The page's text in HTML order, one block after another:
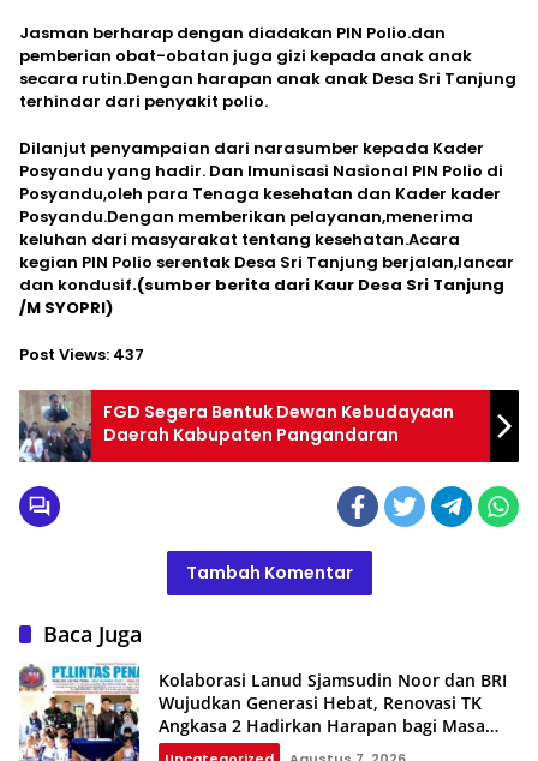
Jasman berharap dengan diadakan PIN Polio.dan
pemberian obat-obatan juga gizi kepada anak anak
secara rutin.Dengan harapan anak anak Desa Sri Tanjung
terhindar dari penyakit polio.
Dilanjut penyampaian dari narasumber kepada Kader
Posyandu yang hadir. Dan Imunisasi Nasional PIN Polio di
Posyandu,oleh para Tenaga kesehatan dan Kader kader
Posyandu.Dengan memberikan pelayanan,menerima
keluhan dari masyarakat tentang kesehatan.Acara
kegian PIN Polio serentak Desa Sri Tanjung berjalan,lancar
dan kondusif.(sumber berita dari Kaur Desa Sri Tanjung
/M SYOPRI)
Post Views: 437
FGD Segera Bentuk Dewan Kebudayaan
Daerah Kabupaten Pangandaran
Tambah Komentar
Baca Juga
Kolaborasi Lanud Sjamsudin Noor dan BRI
Wujudkan Generasi Hebat, Renovasi TK
Angkasa 2 Hadirkan Harapan bagi Masa
Depan Anak